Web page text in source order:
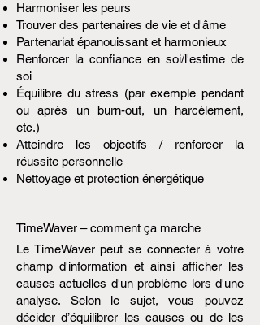
Harmoniser les peurs
Trouver des partenaires de vie et d'âme
Partenariat épanouissant et harmonieux
Renforcer la confiance en soi/l'estime de
soi
Équilibre du stress (par exemple pendant
ou après un burn-out, un harcèlement,
etc.)
Atteindre les objectifs / renforcer la
réussite personnelle
Nettoyage et protection énergétique
TimeWaver – comment ça marche
Le TimeWaver peut se connecter à votre
champ d'information et ainsi afficher les
causes actuelles d'un problème lors d'une
analyse. Selon le sujet, vous pouvez
décider d’équilibrer les causes ou de les